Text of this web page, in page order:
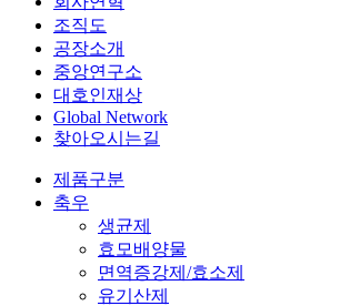
조직도
공장소개
중앙연구소
대호인재상
Global Network
찾아오시는길
제품구분
축우
생균제
효모배양물
면역증강제/효소제
유기산제